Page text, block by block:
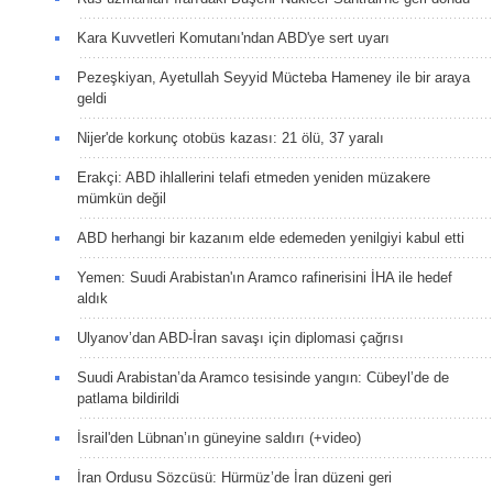
Kara Kuvvetleri Komutanı'ndan ABD'ye sert uyarı
Pezeşkiyan, Ayetullah Seyyid Mücteba Hameney ile bir araya
geldi
Nijer'de korkunç otobüs kazası: 21 ölü, 37 yaralı
Erakçi: ABD ihlallerini telafi etmeden yeniden müzakere
mümkün değil
ABD herhangi bir kazanım elde edemeden yenilgiyi kabul etti
Yemen: Suudi Arabistan'ın Aramco rafinerisini İHA ile hedef
aldık
Ulyanov’dan ABD-İran savaşı için diplomasi çağrısı
Suudi Arabistan’da Aramco tesisinde yangın: Cübeyl’de de
patlama bildirildi
İsrail'den Lübnan’ın güneyine saldırı (+video)
İran Ordusu Sözcüsü: Hürmüz’de İran düzeni geri